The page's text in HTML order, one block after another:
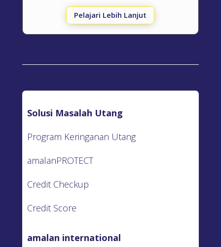
Pelajari Lebih Lanjut
Solusi Masalah Utang
Program Keringanan Utang
amalanPROTECT
Credit Checkup
Credit Score
amalan international